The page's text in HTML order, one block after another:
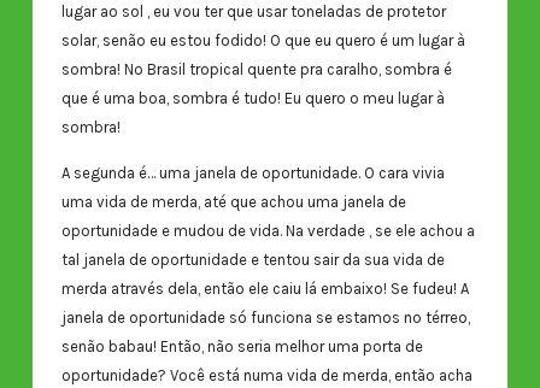
lugar ao sol , eu vou ter que usar toneladas de protetor
solar, senão eu estou fodido! O que eu quero é um lugar à
sombra! No Brasil tropical quente pra caralho, sombra é
que é uma boa, sombra é tudo! Eu quero o meu lugar à
sombra!
A segunda é… uma janela de oportunidade. O cara vivia
uma vida de merda, até que achou uma janela de
oportunidade e mudou de vida. Na verdade , se ele achou a
tal janela de oportunidade e tentou sair da sua vida de
merda através dela, então ele caiu lá embaixo! Se fudeu! A
janela de oportunidade só funciona se estamos no térreo,
senão babau! Então, não seria melhor uma porta de
oportunidade? Você está numa vida de merda, então acha